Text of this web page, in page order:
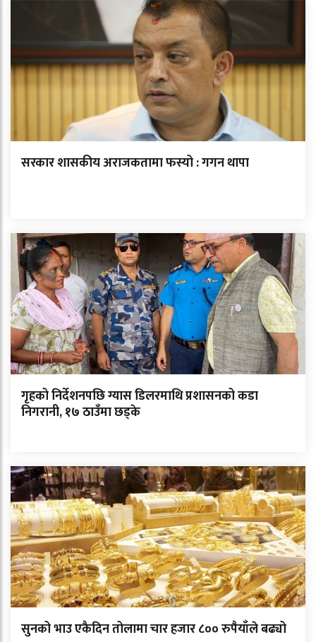
सरकार शासकीय अराजकतामा फस्यो : गगन थापा
गृहको निर्देशनपछि ग्यास डिलरमाथि प्रशासनको कडा
निगरानी, १७ ठाउँमा छड्के
सुनको भाउ एकैदिन तोलामा चार हजार ८०० रुपैयाँले बढ्यो